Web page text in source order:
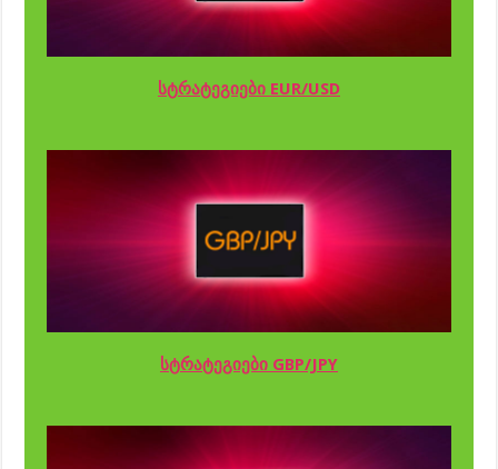
სტრატეგიები EUR/USD
სტრატეგიები GBP/JPY